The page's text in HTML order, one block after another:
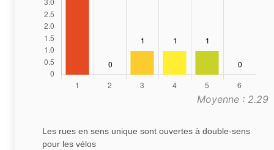
Moyenne : 2.29
Les rues en sens unique sont ouvertes à double-sens
pour les vélos